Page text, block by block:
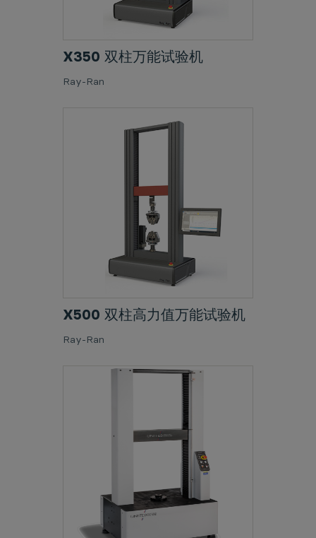
X350 双柱万能试验机
Ray-Ran
X500 双柱高力值万能试验机
Ray-Ran